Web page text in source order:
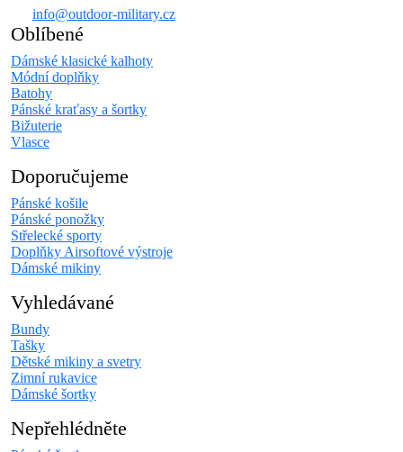
info@outdoor-military.cz
Oblíbené
Dámské klasické kalhoty
Módní doplňky
Batohy
Pánské kraťasy a šortky
Bižuterie
Vlasce
Doporučujeme
Pánské košile
Pánské ponožky
Střelecké sporty
Doplňky Airsoftové výstroje
Dámské mikiny
Vyhledávané
Bundy
Tašky
Dětské mikiny a svetry
Zimní rukavice
Dámské šortky
Nepřehlédněte